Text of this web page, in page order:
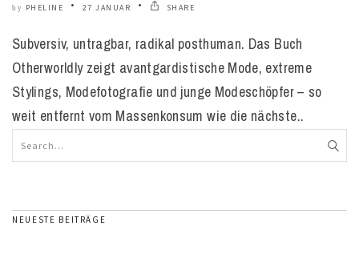
by PHELINE 27 JANUAR SHARE
Subversiv, untragbar, radikal posthuman. Das Buch
Otherworldly zeigt avantgardistische Mode, extreme
Stylings, Modefotografie und junge Modeschöpfer – so
weit entfernt vom Massenkonsum wie die nächste..
NEUESTE BEITRÄGE